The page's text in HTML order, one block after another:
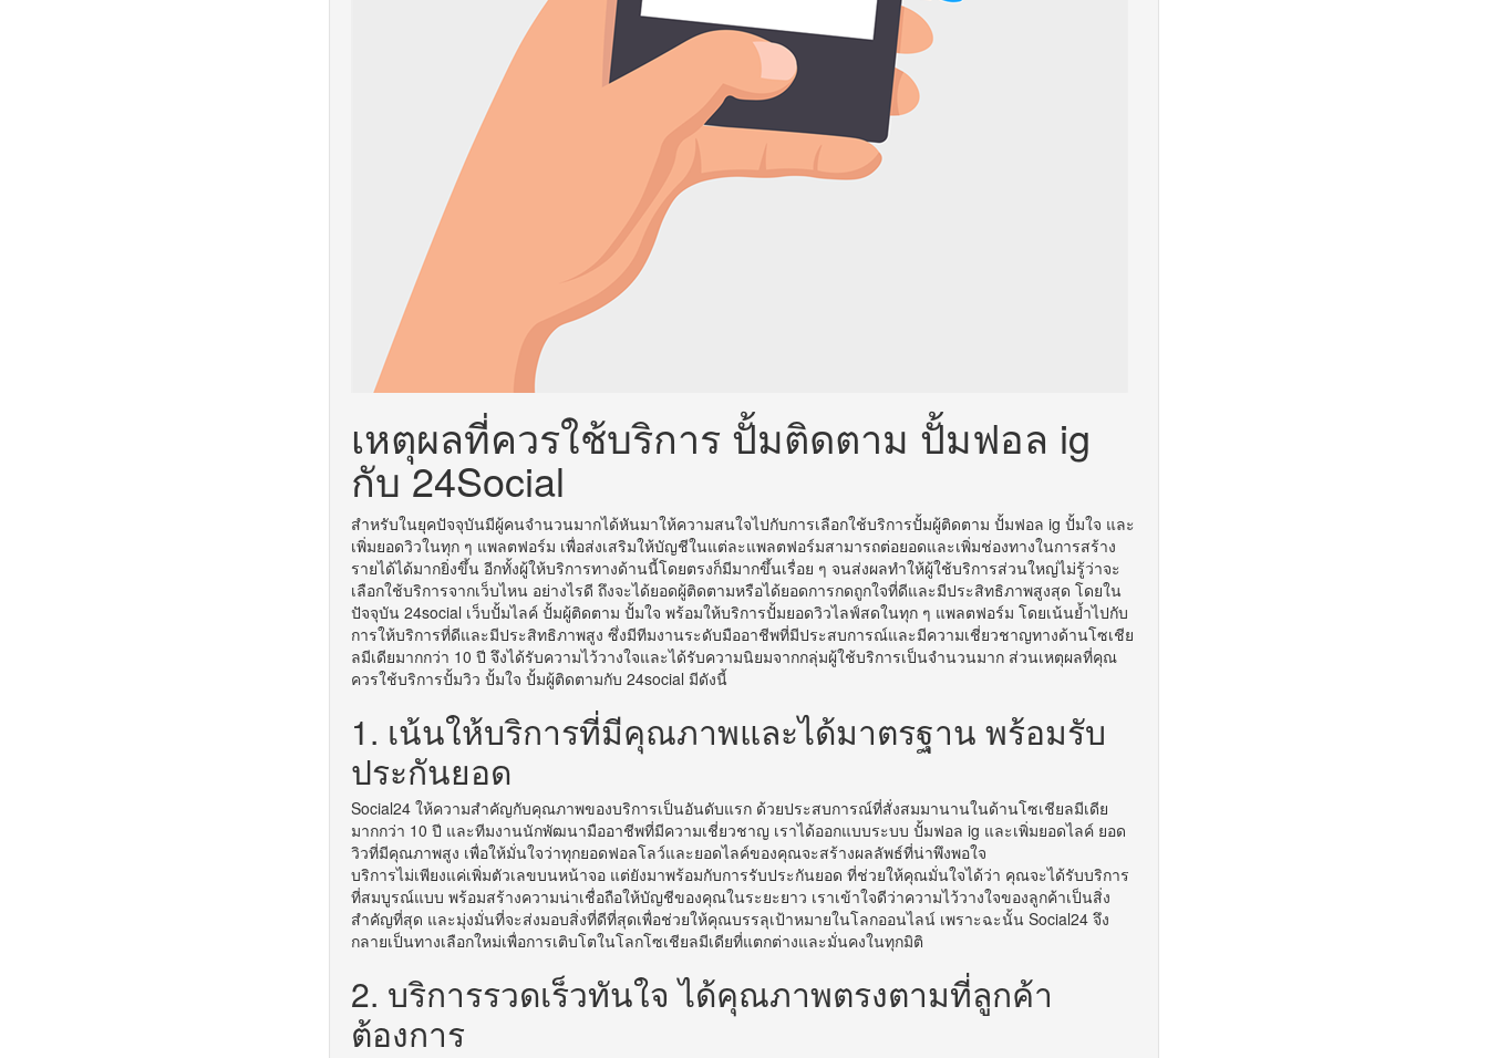
เหตุผลที่ควรใช้บริการ ปั้มติดตาม ปั้มฟอล ig
กับ 24Social
สำหรับในยุคปัจจุบันมีผู้คนจำนวนมากได้หันมาให้ความสนใจไปกับการเลือกใช้บริการปั้มผู้ติดตาม ปั้มฟอล ig ปั้มใจ และ
เพิ่มยอดวิวในทุก ๆ แพลตฟอร์ม เพื่อส่งเสริมให้บัญชีในแต่ละแพลตฟอร์มสามารถต่อยอดและเพิ่มช่องทางในการสร้าง
รายได้ได้มากยิ่งขึ้น อีกทั้งผู้ให้บริการทางด้านนี้โดยตรงก็มีมากขึ้นเรื่อย ๆ จนส่งผลทำให้ผู้ใช้บริการส่วนใหญ่ไม่รู้ว่าจะ
เลือกใช้บริการจากเว็บไหน อย่างไรดี ถึงจะได้ยอดผู้ติดตามหรือได้ยอดการกดถูกใจที่ดีและมีประสิทธิภาพสูงสุด โดยใน
ปัจจุบัน 24social เว็บปั้มไลค์ ปั้มผู้ติดตาม ปั้มใจ พร้อมให้บริการปั้มยอดวิวไลฟ์สดในทุก ๆ แพลตฟอร์ม โดยเน้นย้ำไปกับ
การให้บริการที่ดีและมีประสิทธิภาพสูง ซึ่งมีทีมงานระดับมืออาชีพที่มีประสบการณ์และมีความเชี่ยวชาญทางด้านโซเชีย
ลมีเดียมากกว่า 10 ปี จึงได้รับความไว้วางใจและได้รับความนิยมจากกลุ่มผู้ใช้บริการเป็นจำนวนมาก ส่วนเหตุผลที่คุณ
ควรใช้บริการปั้มวิว ปั้มใจ ปั้มผู้ติดตามกับ 24social มีดังนี้
1. เน้นให้บริการที่มีคุณภาพและได้มาตรฐาน พร้อมรับ
ประกันยอด
Social24 ให้ความสำคัญกับคุณภาพของบริการเป็นอันดับแรก ด้วยประสบการณ์ที่สั่งสมมานานในด้านโซเชียลมีเดีย
มากกว่า 10 ปี และทีมงานนักพัฒนามืออาชีพที่มีความเชี่ยวชาญ เราได้ออกแบบระบบ ปั้มฟอล ig และเพิ่มยอดไลค์ ยอด
วิวที่มีคุณภาพสูง เพื่อให้มั่นใจว่าทุกยอดฟอลโลว์และยอดไลค์ของคุณจะสร้างผลลัพธ์ที่น่าพึงพอใจ
บริการไม่เพียงแค่เพิ่มตัวเลขบนหน้าจอ แต่ยังมาพร้อมกับการรับประกันยอด ที่ช่วยให้คุณมั่นใจได้ว่า คุณจะได้รับบริการ
ที่สมบูรณ์แบบ พร้อมสร้างความน่าเชื่อถือให้บัญชีของคุณในระยะยาว เราเข้าใจดีว่าความไว้วางใจของลูกค้าเป็นสิ่ง
สำคัญที่สุด และมุ่งมั่นที่จะส่งมอบสิ่งที่ดีที่สุดเพื่อช่วยให้คุณบรรลุเป้าหมายในโลกออนไลน์ เพราะฉะนั้น Social24 จึง
กลายเป็นทางเลือกใหม่เพื่อการเติบโตในโลกโซเชียลมีเดียที่แตกต่างและมั่นคงในทุกมิติ
2. บริการรวดเร็วทันใจ ได้คุณภาพตรงตามที่ลูกค้า
ต้องการ